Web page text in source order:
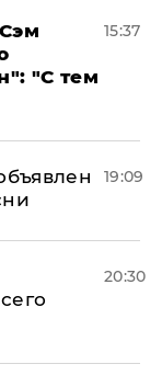
"С тем
15:37
19:09
20:30